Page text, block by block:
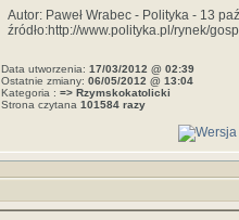
Autor: Paweł Wrabec - Polityka - 13
źródło:http://www.polityka.pl/rynek/
Data utworzenia: 17/03/2012 @ 02:39
Ostatnie zmiany: 06/05/2012 @ 13:04
Kategoria : => Rzymskokatolicki
Strona czytana 101584 razy